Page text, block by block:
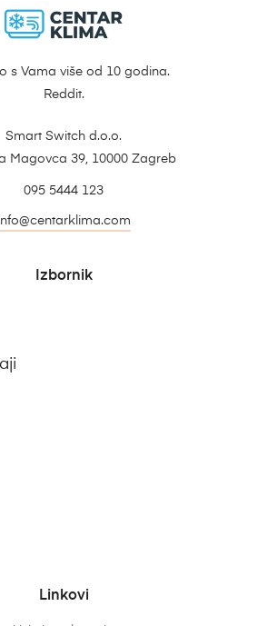
s Vama više od 10 godina.
Reddit.
Smart Switch d.o.o.
Magovca 39, 10000 Zagreb
095 5444 123
Izbornik
Linkovi